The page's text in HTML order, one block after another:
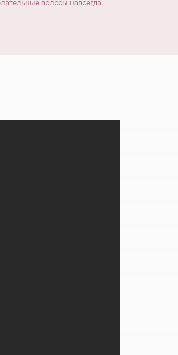
волосы навсегда.